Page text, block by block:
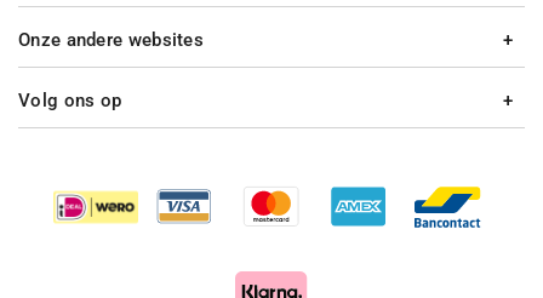
Onze andere websites
Volg ons op